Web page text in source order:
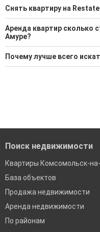
Снять квартиру на
48 актуальных и
Воспользуйтесь нашим
подбора подходящего
Аренда квартир сколько
Амуре?
Минимальная цена: 17
Средняя: 33 194 Р
Почему лучше всего
Поиск недвижимости
Квартиры Комсомольск-
База объектов
Продажа недвижимости
Аренда недвижимости
По районам